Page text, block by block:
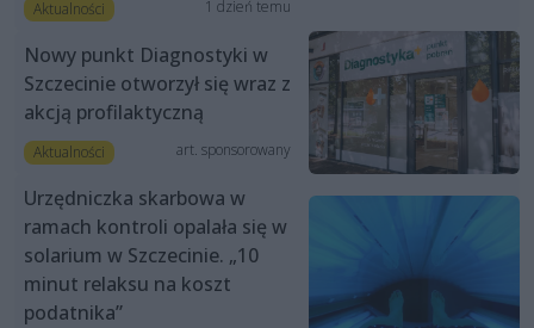
Aktualności 1 dzień temu
Nowy punkt Diagnostyki w
Szczecinie otworzył się wraz z
akcją profilaktyczną
Aktualności art. sponsorowany
Urzędniczka skarbowa w
ramach kontroli opalała się w
solarium w Szczecinie. „10
minut relaksu na koszt
podatnika”